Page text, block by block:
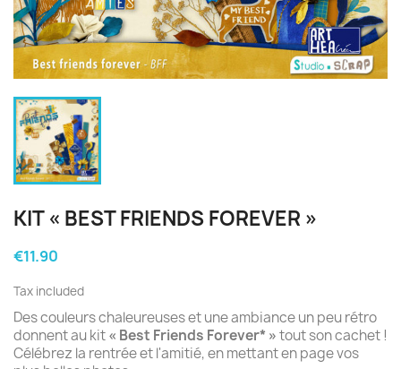
KIT « BEST FRIENDS FOREVER »
€11.90
Tax included
Des couleurs chaleureuses et une ambiance un peu rétro
donnent au kit« Best Friends Forever* »tout son cachet !
Célébrez la rentrée et l'amitié, en mettant en page vos